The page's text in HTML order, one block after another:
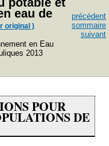
eau de
original )
en Eau
2013
précédent
sommaire
suivant
POUR
DE